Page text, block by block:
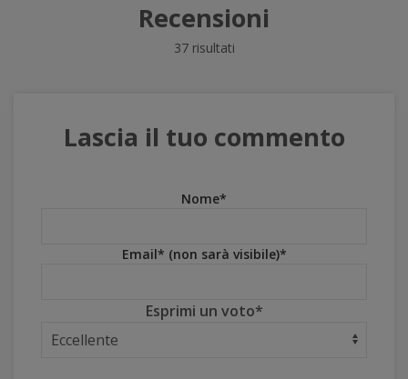
Recensioni
37 risultati
Lascia il tuo commento
Nome*
Email* (non sarà visibile)*
Esprimi un voto*